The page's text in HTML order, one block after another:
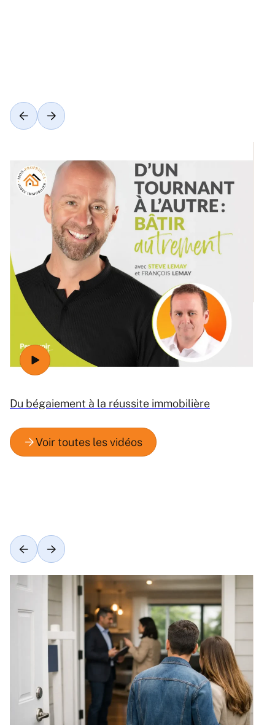
Du bégaiement à la réussite immobilière